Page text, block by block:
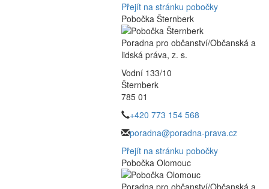
Přejít na stránku pobočky
Pobočka Šternberk
Poradna pro občanství/Občanská a
lidská práva, z. s.
Vodní 133/10
Šternberk
785 01
+420 773 154 568
poradna@poradna-prava.cz
Přejít na stránku pobočky
Pobočka Olomouc